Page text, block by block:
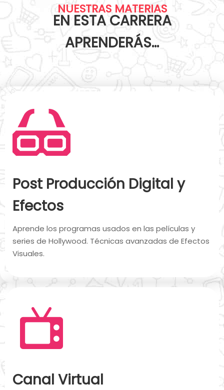
NUESTRAS MATERIAS
EN ESTA CARRERA
APRENDERÁS…
Post Producción Digital y
Efectos
Aprende los programas usados en las películas y
series de Hollywood. Técnicas avanzadas de Efectos
Visuales.
Canal Virtual